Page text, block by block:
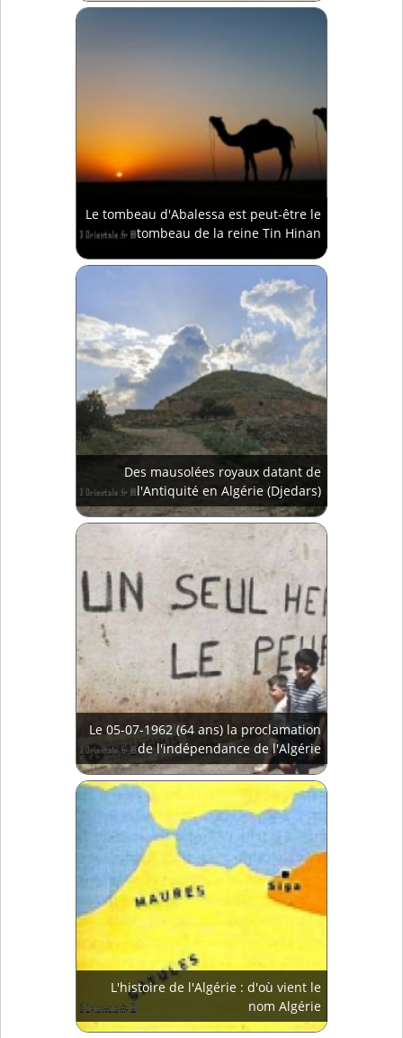
Le tombeau d'Abalessa est peut-être le
tombeau de la reine Tin Hinan
Des mausolées royaux datant de
l'Antiquité en Algérie (Djedars)
Le 05-07-1962 (64 ans) la proclamation
de l'indépendance de l'Algérie
L'histoire de l'Algérie : d'où vient le
nom Algérie